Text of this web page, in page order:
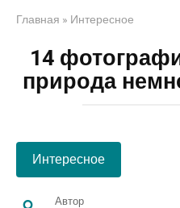
Главная » Интересное
14
природа
Интересное
Автор